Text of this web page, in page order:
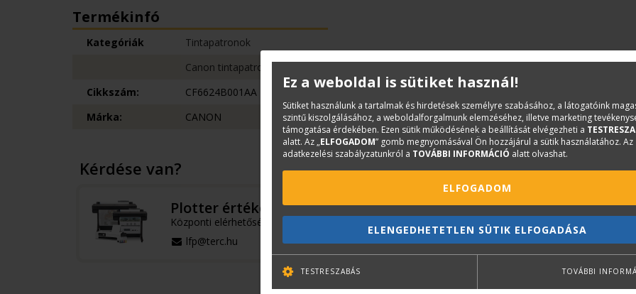
Termékinfó
Kategóriák
Tintapatronok
Canon tintapatronok
Cikkszám:
CF6624B001AA
Márka:
CANON
Kérdése van?
Plotter értékesítés
Központi elérhetőségek
lfp@terc.hu
Ez a weboldal is sütiket használ!
Sütiket használunk a tartalmak és hirdetések személyre szabásához, a látogatóink
szintű kiszolgálásához, a weboldalforgalmunk elemzéséhez, illetve marketing
támogatása érdekében. Ezen sütik működésének a beállítását elvégezheti a
alatt. Az „ELFOGADOM” gomb megnyomásával Ön hozzájárul a sütik használatához. Az
adatkezelési szabályzatunkról a TOVÁBBI INFORMÁCIÓ alatt olvashat.
ELFOGADOM
ELENGEDHETETLEN SÜTIK ELFOGADÁSA
TESTRESZABÁS TOVÁBBI